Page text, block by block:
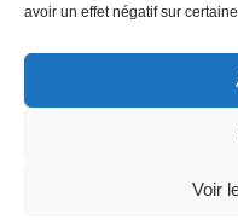
avoir un effet négatif sur
Voir
@Vatteville-la-rue